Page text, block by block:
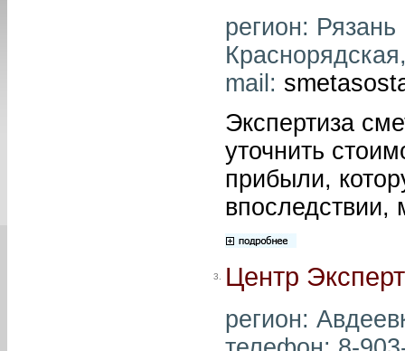
регион:
mail:
Экспертиза
уточнить
прибыли,
впоследствии,
3. Центр Эксперт
регион: